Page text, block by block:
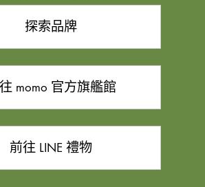
探索品牌
momo 官方旗艦館
前往 LINE 禮物